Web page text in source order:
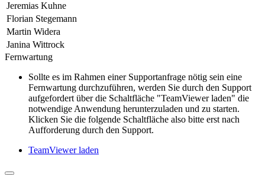
Jeremias Kuhne
Florian Stegemann
Martin Widera
Janina Wittrock
Fernwartung
Sollte es im Rahmen einer Supportanfrage nötig sein eine
Fernwartung durchzuführen, werden Sie durch den Support
aufgefordert über die Schaltfläche "TeamViewer laden" die
notwendige Anwendung herunterzuladen und zu starten.
Klicken Sie die folgende Schaltfläche also bitte erst nach
Aufforderung durch den Support.
TeamViewer laden